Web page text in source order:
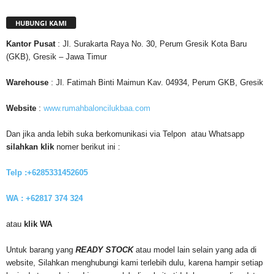
HUBUNGI KAMI
Kantor Pusat : Jl. Surakarta Raya No. 30, Perum Gresik Kota Baru
(GKB), Gresik – Jawa Timur
Warehouse : Jl. Fatimah Binti Maimun Kav. 04934, Perum GKB, Gresik
Website : www.rumahbaloncilukbaa.com
Dan jika anda lebih suka berkomunikasi via Telpon atau Whatsapp
silahkan klik nomer berikut ini :
Telp :+6285331452605
WA : +62817 374 324
atau klik WA
Untuk barang yang READY STOCKatau model lain selain yang ada di
website, Silahkan menghubungi kami terlebih dulu, karena hampir setiap